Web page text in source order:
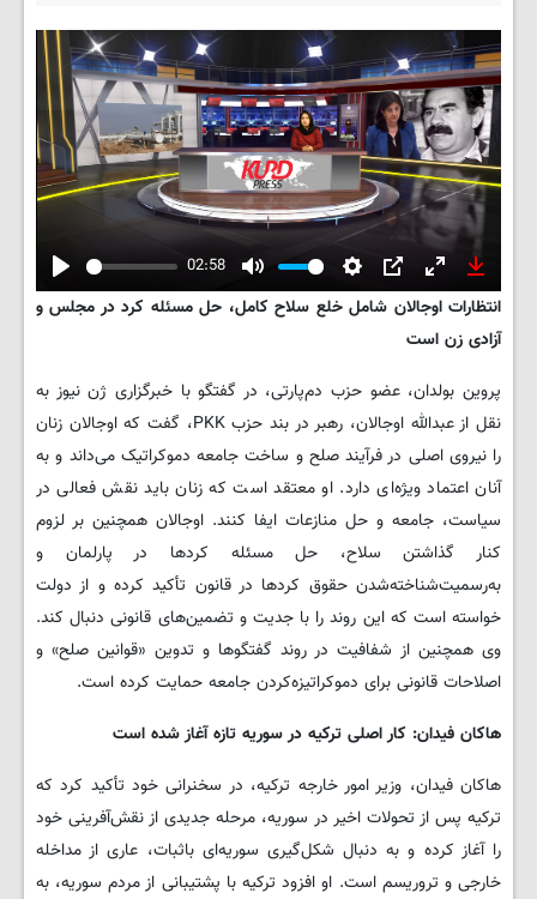
Play
02:58
Mute Settings
PIP Enter
fullscreen
انتظارات اوجالان شامل خلع سلاح کامل، حل مسئله کرد در مجلس و
آزادی زن است
پروین بولدان، عضو حزب دم‌پارتی، در گفتگو با خبرگزاری ژن نیوز به
نقل از عبدالله اوجالان، رهبر در بند حزب PKK، گفت که اوجالان زنان
را نیروی اصلی در فرآیند صلح و ساخت جامعه دموکراتیک می‌داند و به
آنان اعتماد ویژه‌ای دارد. او معتقد است که زنان باید نقش فعالی در
سیاست، جامعه و حل منازعات ایفا کنند. اوجالان همچنین بر لزوم
کنار گذاشتن سلاح، حل مسئله کردها در پارلمان و
به‌رسمیت‌شناخته‌شدن حقوق کردها در قانون تأکید کرده و از دولت
خواسته است که این روند را با جدیت و تضمین‌های قانونی دنبال کند.
وی همچنین از شفافیت در روند گفتگوها و تدوین «قوانین صلح» و
اصلاحات قانونی برای دموکراتیزه‌کردن جامعه حمایت کرده است.
هاکان فیدان: کار اصلی ترکیه در سوریه تازه آغاز شده است
هاکان فیدان، وزیر امور خارجه ترکیه، در سخنرانی خود تأکید کرد که
ترکیه پس از تحولات اخیر در سوریه، مرحله جدیدی از نقش‌آفرینی خود
را آغاز کرده و به دنبال شکل‌گیری سوریه‌ای باثبات، عاری از مداخله
خارجی و تروریسم است. او افزود ترکیه با پشتیبانی از مردم سوریه، به